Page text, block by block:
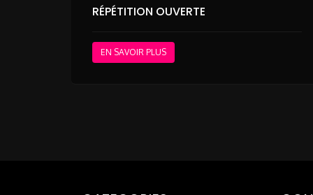
RÉPÉTITION OUVERTE
EN SAVOIR PLUS